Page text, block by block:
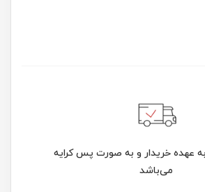
عهده خریدار و به صورت پس کرایه
می‌باشد